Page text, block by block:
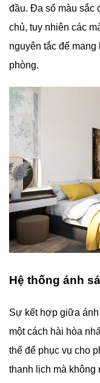
đầu. Đa số màu sắc
chủ, tuy nhiên các
nguyên tắc để
phòng.
Hệ thống ánh
Sự kết hợp giữa
một cách hài hòa
thể để phục vụ cho
thanh lịch mà không